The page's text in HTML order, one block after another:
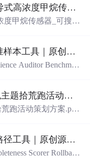
AQ6204-2006 瓦斯抽放用热导式高浓度甲烷传感器-可搜索.pdf
度甲烷传感器_可搜
浏览器工作流选择器韧性基准样本工具｜原创源码+测试+离线报告
Auditor Benchmar
较不同批次的准确
HTML/SVG报告、
及原创授权声明。
交付复核；Node.js
（共87页PPT）地产项目绿色主题拾荒跑活动策划方案.pptx
荒跑活动策划方案.ppt
Copilot建议审查完整度回滚路径工具｜原创源码+测试+离线报告
Scorer Rollback